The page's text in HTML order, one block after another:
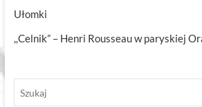
Ułomki
,,Celnik” – Henri Rousseau w paryskiej